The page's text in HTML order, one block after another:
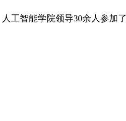
工智能学院领导30余人参加